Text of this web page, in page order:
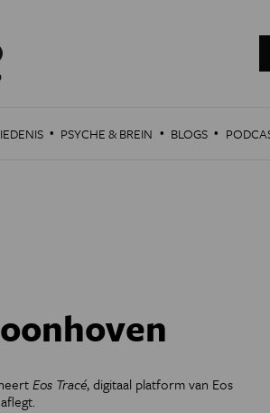
· PSYCHE & BREIN · BLOGS ·
Eos Tracé, digitaal platform van Eos